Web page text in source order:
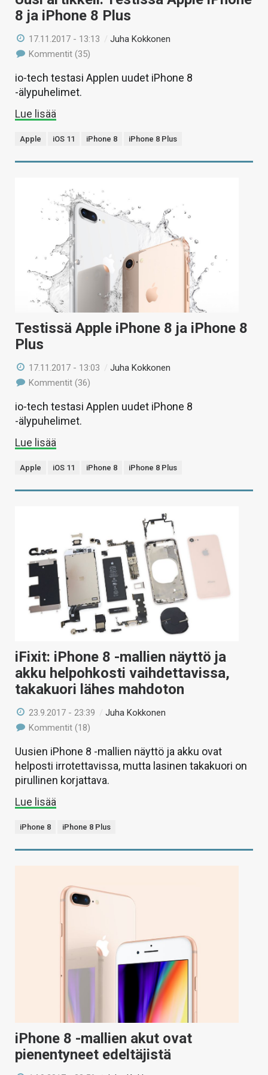
8 ja iPhone 8 Plus
17.11.2017 - 13:13 /Juha Kokkonen
Kommentit (35)
io-tech testasi Applen uudet iPhone 8
-älypuhelimet.
Lue lisää
Apple iOS 11 iPhone 8 iPhone 8 Plus
Testissä Apple iPhone 8 ja iPhone 8
Plus
17.11.2017 - 13:03 /Juha Kokkonen
Kommentit (36)
io-tech testasi Applen uudet iPhone 8
-älypuhelimet.
Lue lisää
Apple iOS 11 iPhone 8 iPhone 8 Plus
iFixit: iPhone 8 -mallien näyttö ja
akku helpohkosti vaihdettavissa,
takakuori lähes mahdoton
23.9.2017 - 23:39 /Juha Kokkonen
Kommentit (18)
Uusien iPhone 8 -mallien näyttö ja akku ovat
helposti irrotettavissa, mutta lasinen takakuori on
pirullinen korjattava.
Lue lisää
iPhone 8 iPhone 8 Plus
iPhone 8 -mallien akut ovat
pienentyneet edeltäjistä